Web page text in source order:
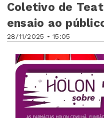
28/11/2025 • 15:05
Coletivo de
ensaio ao